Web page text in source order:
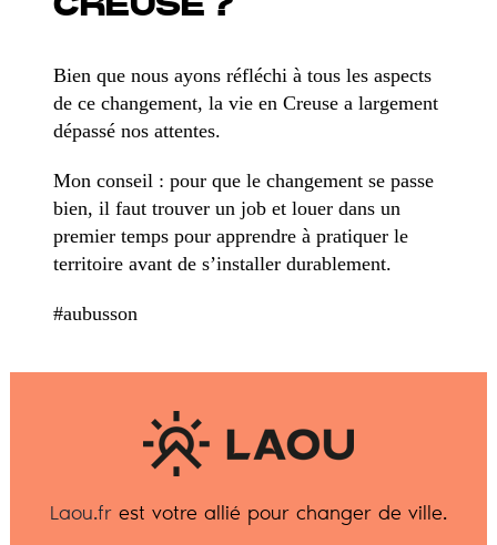
Bien que nous ayons réfléchi à tous les aspects
de ce changement, la vie en Creuse a largement
dépassé nos attentes.
Mon conseil : pour que le changement se passe
bien, il faut trouver un job et louer dans un
premier temps pour apprendre à pratiquer le
territoire avant de s’installer durablement.
#aubusson
Laou.fr est votre allié pour changer de ville.